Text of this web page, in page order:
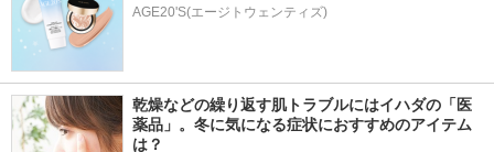
AGE20'S(エージトウェンティズ)
乾燥などの繰り返す肌トラブルにはイハダの「医
薬品」。冬に気になる症状におすすめのアイテム
は？